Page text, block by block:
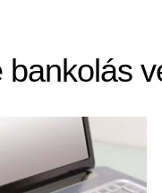
bankolás